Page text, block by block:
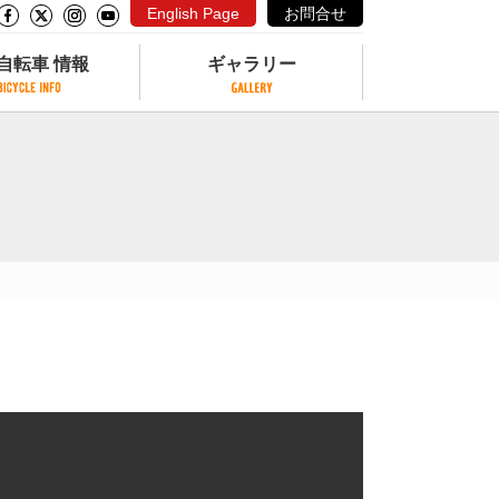
English Page お問合せ
転車 情報 ギャラリー